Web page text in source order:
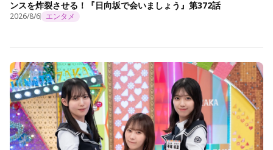
ンスを炸裂させる！『日向坂で会いましょう』第372話
2026/8/6 エンタメ